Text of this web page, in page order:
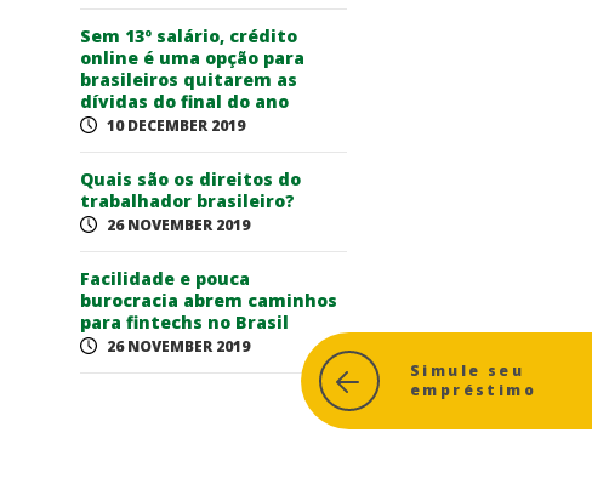
Sem 13º salário, crédito
online é uma opção para
brasileiros quitarem as
dívidas do final do ano
10 DECEMBER 2019
Quais são os direitos do
trabalhador brasileiro?
26 NOVEMBER 2019
Facilidade e pouca
burocracia abrem caminhos
para fintechs no Brasil
26 NOVEMBER 2019
Simule seu
empréstimo